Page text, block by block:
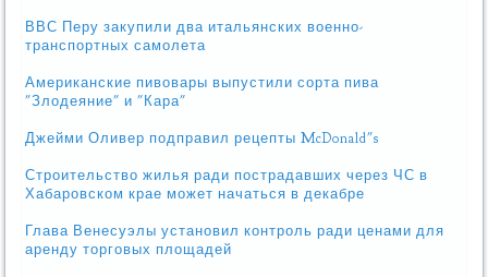
ВВС Перу закупили два итальянских военно-
транспортных самолета
Американские пивовары выпустили сорта пива
"Злодеяние" и "Кара"
Джейми Оливер подправил рецепты McDonald"s
Строительство жилья ради пострадавших через ЧС в
Хабаровском крае может начаться в декабре
Глава Венесуэлы установил контроль ради ценами для
аренду торговых площадей